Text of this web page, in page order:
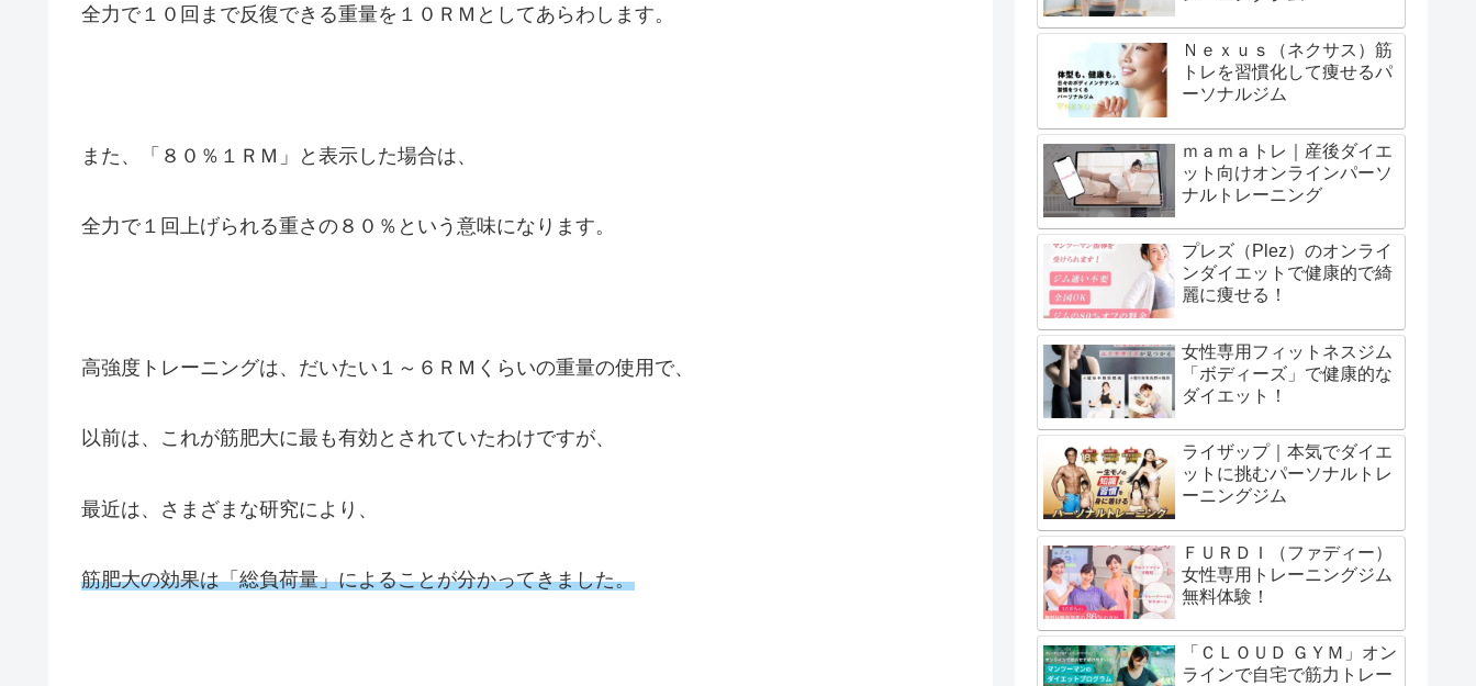
全力で１０回まで反復できる重量を１０ＲＭとしてあらわします。
また、「８０％１ＲＭ」と表示した場合は、
全力で１回上げられる重さの８０％という意味になります。
高強度トレーニングは、だいたい１～６ＲＭくらいの重量の使用で、
以前は、これが筋肥大に最も有効とされていたわけですが、
最近は、さまざまな研究により、
筋肥大の効果は「総負荷量」によることが分かってきました。
Ｎｅｘｕｓ（ネクサス）筋
トレを習慣化して痩せるパ
ーソナルジム
ｍａｍａトレ｜産後ダイエ
ット向けオンラインパーソ
ナルトレーニング
プレズ（Plez）のオンライ
ンダイエットで健康的で綺
麗に痩せる！
女性専用フィットネスジム
「ボディーズ」で健康的な
ダイエット！
ライザップ｜本気でダイエ
ットに挑むパーソナルトレ
ーニングジム
ＦＵＲＤＩ（ファディー）
女性専用トレーニングジム
無料体験！
「ＣＬＯＵＤ ＧＹＭ」オン
ラインで自宅で筋力トレー